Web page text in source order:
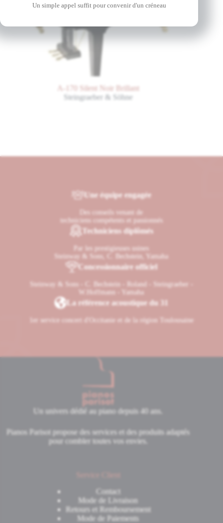
Un simple appel suffit pour convenir d'un créneau
A-170 Silent Noir Brillant
Steingraeber & Söhne
Une équipe engagée
Des conseils venant de
techniciens compétents et passionnés
Techniciens diplômés
Par les prestigieuses usines
Steinway & Sons, C. Bechstein, Yamaha
Concessionnaire officiel
Steinway & Sons - C. Bechstein - Roland - Steingraeber -
W.Hoffmann - Yamaha
La référence acoustique du 31
1er service concert d'Occitanie et de la région Toulousaine
Un univers dédié au piano depuis 40 ans.
Pianos Parisot propose des services et des produits adaptés
pour combler toutes vos envies.
Contact
Mode de Livraison
Retours et Remboursement
Mode de Paiements